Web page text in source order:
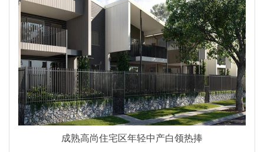
成熟高尚住宅区年轻中产白领热捧